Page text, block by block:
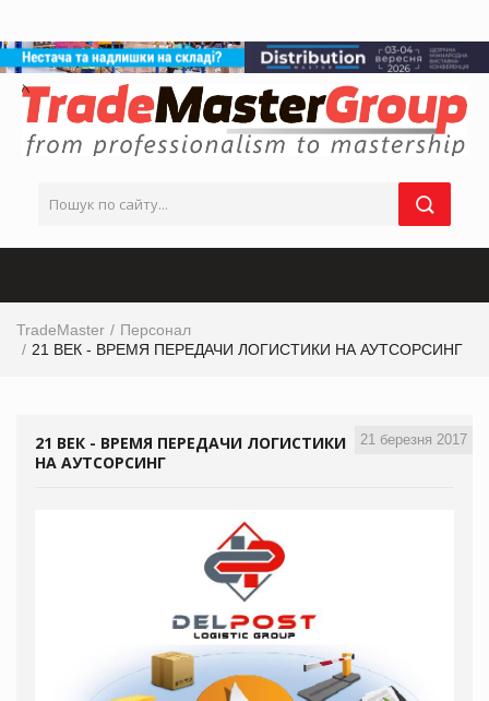
TradeMaster
Персонал
21 ВЕК - ВРЕМЯ ПЕРЕДАЧИ ЛОГИСТИКИ НА АУТСОРСИНГ
21 березня 2017
21 ВЕК - ВРЕМЯ ПЕРЕДАЧИ ЛОГИСТИКИ
НА АУТСОРСИНГ